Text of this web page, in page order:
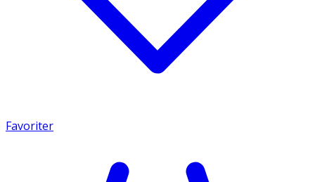
Favoriter